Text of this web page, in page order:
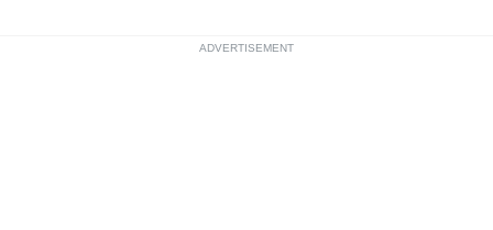
ADVERTISEMENT